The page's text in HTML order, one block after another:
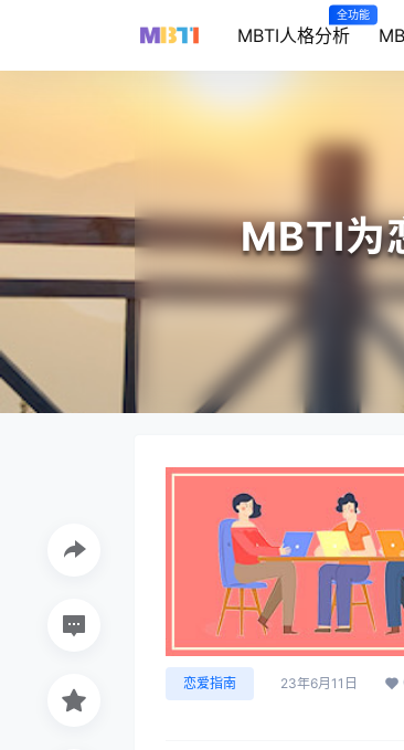
MBTI人格分析
全功能
MBTI为
恋爱指南 23年6月11日